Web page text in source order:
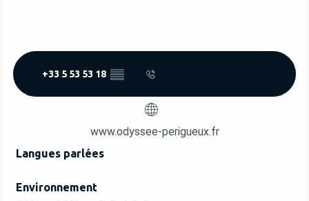
+33 5 53 53 18 ▒▒
www.odyssee-perigueux.fr
Langues parlées
Langues parlées
Environnement
Environnement